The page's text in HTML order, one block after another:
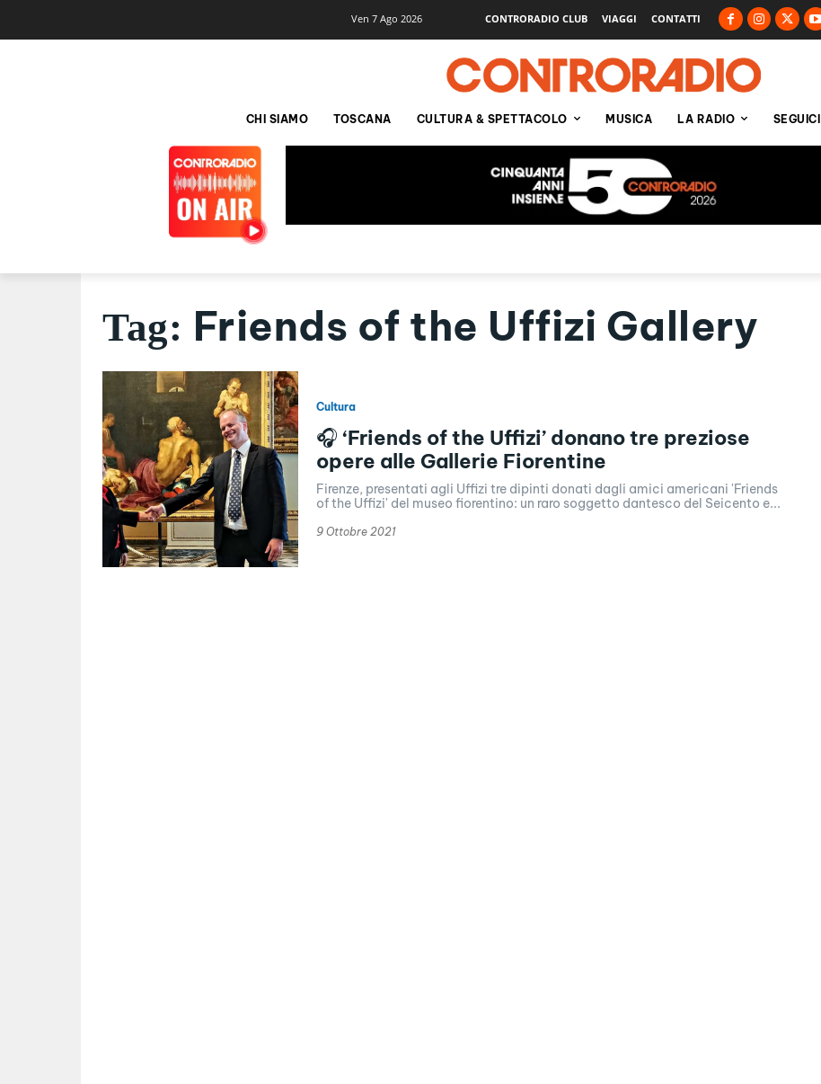
Ven 7 Ago 2026 CONTRORADIO CLUB VIAGGI CONTATTI
CHI SIAMO TOSCANA CULTURA & SPETTACOLO MUSICA LA RADIO SEGUICI
Tag: Friends of the Uffizi Gallery
Cultura
🎧 ‘Friends of the Uffizi’ donano tre preziose
opere alle Gallerie Fiorentine
Firenze, presentati agli Uffizi tre dipinti donati dagli amici americani 'Friends
of the Uffizi' del museo fiorentino: un raro soggetto dantesco del Seicento e...
9 Ottobre 2021